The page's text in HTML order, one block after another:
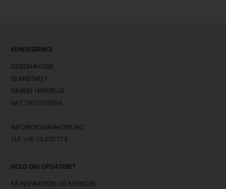
KUNDESERVICE
DESIGN4HOME
ISLANDSVEJ 1
DK4681 HERFØLGE
VAT: DK10103924
INFO@DESIGN4HOME.NO
TLF. +45 70 270 774
HOLD DIG OPDATERET
FÅ INSPIRATION OG NYHEDER